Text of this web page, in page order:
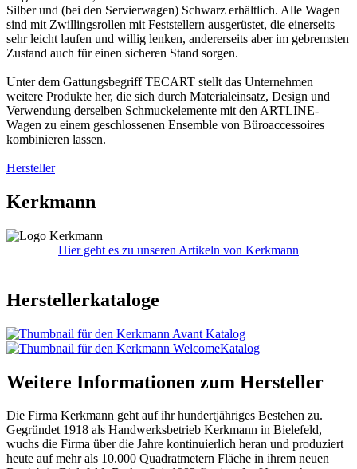
Silber und (bei den Servierwagen) Schwarz erhältlich. Alle Wagen
sind mit Zwillingsrollen mit Feststellern ausgerüstet, die einerseits
sehr leicht laufen und willig lenken, andererseits aber im gebremsten
Zustand auch für einen sicheren Stand sorgen.
Unter dem Gattungsbegriff TECART stellt das Unternehmen
weitere Produkte her, die sich durch Materialeinsatz, Design und
Verwendung derselben Schmuckelemente mit den ARTLINE-
Wagen zu einem geschlossenen Ensemble von Büroaccessoires
kombinieren lassen.
Hersteller
Kerkmann
Hier geht es zu unseren Artikeln von Kerkmann
Herstellerkataloge
Weitere Informationen zum Hersteller
Die Firma Kerkmann geht auf ihr hundertjähriges Bestehen zu.
Gegründet 1918 als Handwerksbetrieb Kerkmann in Bielefeld,
wuchs die Firma über die Jahre kontinuierlich heran und produziert
heute auf mehr als 10.000 Quadratmetern Fläche in ihrem neuen